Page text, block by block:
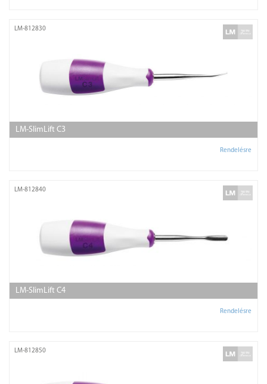
LM-812830
LM-SlimLift C3
Rendelésre
LM-812840
LM-SlimLift C4
Rendelésre
LM-812850